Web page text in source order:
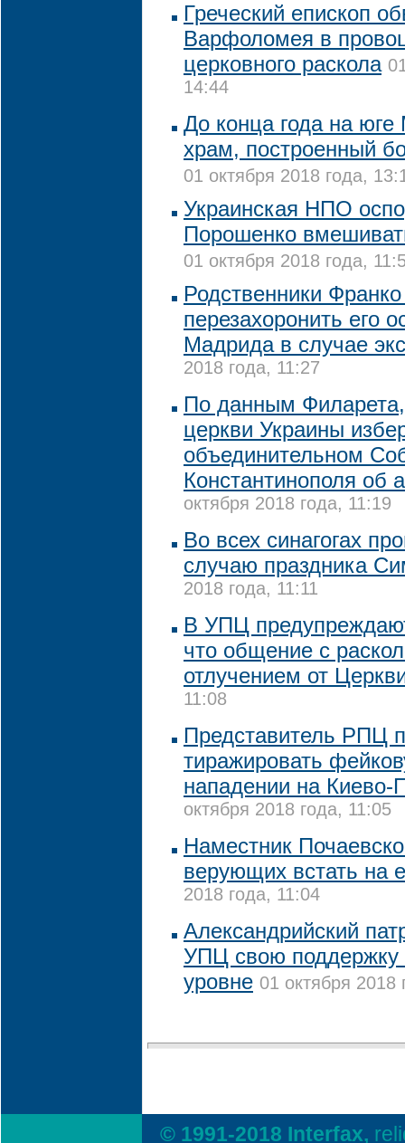
Греческий епископ
Варфоломея в
церковного раскола
14:44
До конца года на
храм, построенный
01 октября 2018 года,
Украинская НПО
Порошенко
01 октября 2018 года,
Родственники
перезахоронить его
Мадрида в случае
2018 года, 11:27
По данным
церкви Украины
объединительном
Константинополя об
октября 2018 года, 11:19
Во всех синагогах
случаю праздника
2018 года, 11:11
В УПЦ
что общение с
отлучением от
11:08
Представитель РПЦ
тиражировать
нападении на Киево-
октября 2018 года, 11:05
Наместник
верующих встать на
2018 года, 11:04
Александрийский
УПЦ свою
уровне 01 октября 2018
© 1991-2018 Interfax,